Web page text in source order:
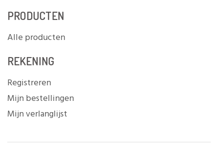
PRODUCTEN
Alle producten
REKENING
Registreren
Mijn bestellingen
Mijn verlanglijst